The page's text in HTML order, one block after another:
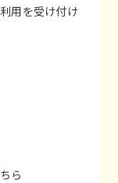
用を受け付け
ら